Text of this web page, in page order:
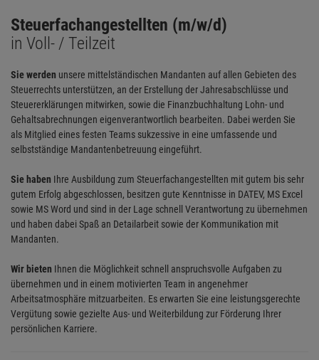
Steuerfachangestellten (m/w/d)
in Voll- / Teilzeit
Sie werden unsere mittelständischen Mandanten auf allen Gebieten des
Steuerrechts unterstützen, an der Erstellung der Jahresabschlüsse und
Steuererklärungen mitwirken, sowie die Finanzbuchhaltung Lohn- und
Gehaltsabrechnungen eigenverantwortlich bearbeiten. Dabei werden Sie
als Mitglied eines festen Teams sukzessive in eine umfassende und
selbstständige Mandantenbetreuung eingeführt.
Sie haben Ihre Ausbildung zum Steuerfachangestellten mit gutem bis sehr
gutem Erfolg abgeschlossen, besitzen gute Kenntnisse in DATEV, MS Excel
sowie MS Word und sind in der Lage schnell Verantwortung zu übernehmen
und haben dabei Spaß an Detailarbeit sowie der Kommunikation mit
Mandanten.
Wir bieten Ihnen die Möglichkeit schnell anspruchsvolle Aufgaben zu
übernehmen und in einem motivierten Team in angenehmer
Arbeitsatmosphäre mitzuarbeiten. Es erwarten Sie eine leistungsgerechte
Vergütung sowie gezielte Aus- und Weiterbildung zur Förderung Ihrer
persönlichen Karriere.